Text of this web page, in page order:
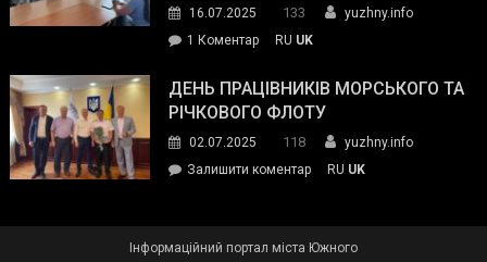
команда
укриття
16.07.2025 133
yuzhny.info
1 Коментардо
Південного
зустрілася
представниками
молодіжної
обговорювали
RU UK
ДЕНЬ ПРАЦІВНИКІВ МОРСЬКОГО ТА
РІЧКОВОГО ФЛОТУ
02.07.2025 118
yuzhny.info
Залишити коментарon
RU UK
Інформаційний портал міста Южного